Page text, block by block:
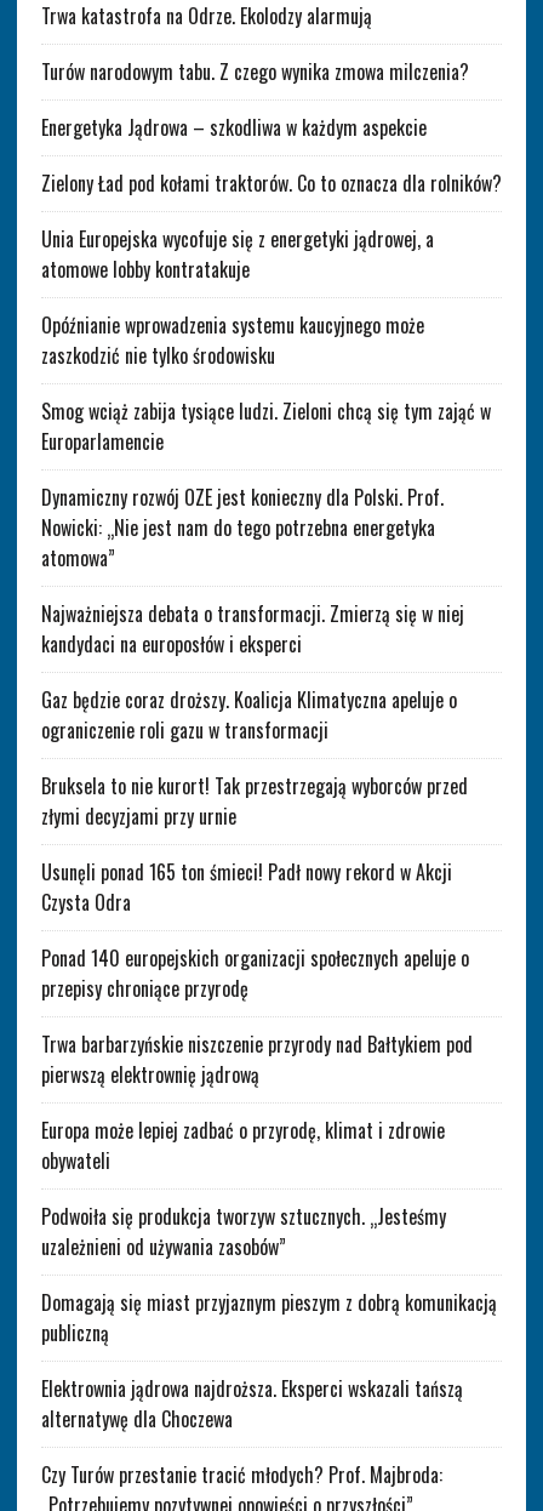
Trwa katastrofa na Odrze. Ekolodzy alarmują
Turów narodowym tabu. Z czego wynika zmowa milczenia?
Energetyka Jądrowa – szkodliwa w każdym aspekcie
Zielony Ład pod kołami traktorów. Co to oznacza dla rolników?
Unia Europejska wycofuje się z energetyki jądrowej, a
atomowe lobby kontratakuje
Opóźnianie wprowadzenia systemu kaucyjnego może
zaszkodzić nie tylko środowisku
Smog wciąż zabija tysiące ludzi. Zieloni chcą się tym zająć w
Europarlamencie
Dynamiczny rozwój OZE jest konieczny dla Polski. Prof.
Nowicki: „Nie jest nam do tego potrzebna energetyka
atomowa”
Najważniejsza debata o transformacji. Zmierzą się w niej
kandydaci na europosłów i eksperci
Gaz będzie coraz droższy. Koalicja Klimatyczna apeluje o
ograniczenie roli gazu w transformacji
Bruksela to nie kurort! Tak przestrzegają wyborców przed
złymi decyzjami przy urnie
Usunęli ponad 165 ton śmieci! Padł nowy rekord w Akcji
Czysta Odra
Ponad 140 europejskich organizacji społecznych apeluje o
przepisy chroniące przyrodę
Trwa barbarzyńskie niszczenie przyrody nad Bałtykiem pod
pierwszą elektrownię jądrową
Europa może lepiej zadbać o przyrodę, klimat i zdrowie
obywateli
Podwoiła się produkcja tworzyw sztucznych. „Jesteśmy
uzależnieni od używania zasobów”
Domagają się miast przyjaznym pieszym z dobrą komunikacją
publiczną
Elektrownia jądrowa najdroższa. Eksperci wskazali tańszą
alternatywę dla Choczewa
Czy Turów przestanie tracić młodych? Prof. Majbroda: